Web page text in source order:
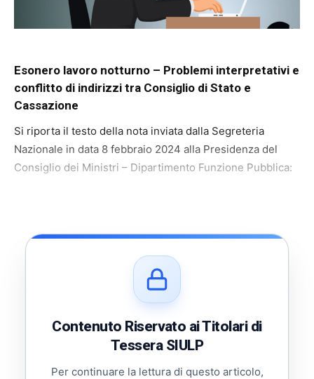
Esonero lavoro notturno – Problemi interpretativi e
conflitto di indirizzi tra Consiglio di Stato e
Cassazione
Si riporta il testo della nota inviata dalla Segreteria
Nazionale in data 8 febbraio 2024 alla Presidenza del
Consiglio dei Ministri – Dipartimento Funzione Pubblica:
Contenuto Riservato ai Titolari di
Tessera SIULP
Per continuare la lettura di questo articolo,